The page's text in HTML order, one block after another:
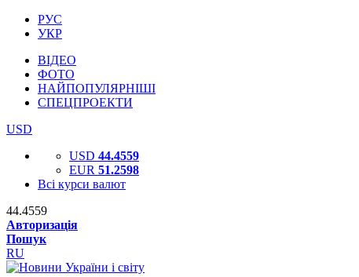
РУС
УКР
ВІДЕО
ФОТО
НАЙПОПУЛЯРНІШІ
СПЕЦПРОЕКТИ
USD
USD 44.4559
EUR 51.2598
Всі курси валют
44.4559
Авторизація
Пошук
RU